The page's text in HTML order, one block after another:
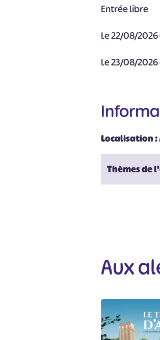
Entrée libre
Le 22/08/
Le 23/08/
Localisation :
Thèmes de
Aux